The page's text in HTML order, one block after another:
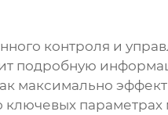
контроля и
подробную
максимально
ключевых параметрах